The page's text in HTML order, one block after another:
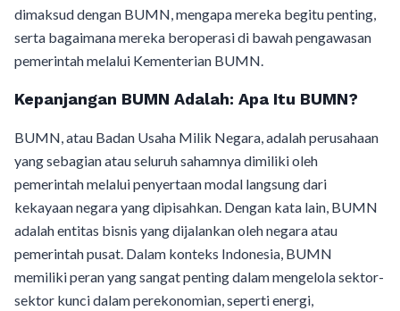
dimaksud dengan BUMN, mengapa mereka begitu penting,
serta bagaimana mereka beroperasi di bawah pengawasan
pemerintah melalui Kementerian BUMN.
Kepanjangan BUMN Adalah: Apa Itu BUMN?
BUMN, atau Badan Usaha Milik Negara, adalah perusahaan
yang sebagian atau seluruh sahamnya dimiliki oleh
pemerintah melalui penyertaan modal langsung dari
kekayaan negara yang dipisahkan. Dengan kata lain, BUMN
adalah entitas bisnis yang dijalankan oleh negara atau
pemerintah pusat. Dalam konteks Indonesia, BUMN
memiliki peran yang sangat penting dalam mengelola sektor-
sektor kunci dalam perekonomian, seperti energi,